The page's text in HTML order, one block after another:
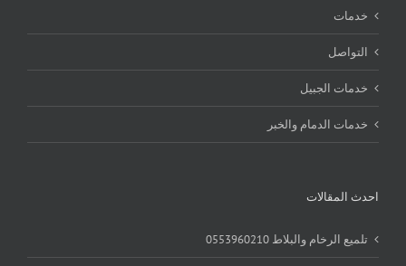
خدمات
التواصل
خدمات الجبيل
خدمات الدمام والخبر
احدث المقالات
تلميع الرخام والبلاط 0553960210